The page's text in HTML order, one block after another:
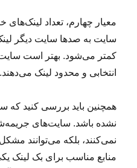
معیار چهارم، تعداد
سایت به صدها سایت دیگر
کمتر می‌شود. بهتر است
انتخابی و محدود لینک می‌دهند.
همچنین باید بررسی کنید که
نشده باشد. سایت‌های
نمی‌کنند، بلکه می‌توانند
منابع مناسب برای بک لینک